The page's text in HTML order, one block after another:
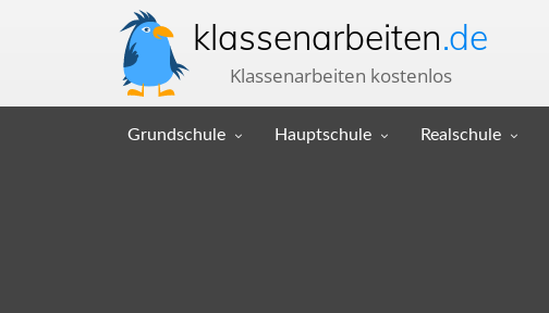
klassenarbeiten.de
Klassenarbeiten kostenlos
Grundschule Hauptschule Realschule